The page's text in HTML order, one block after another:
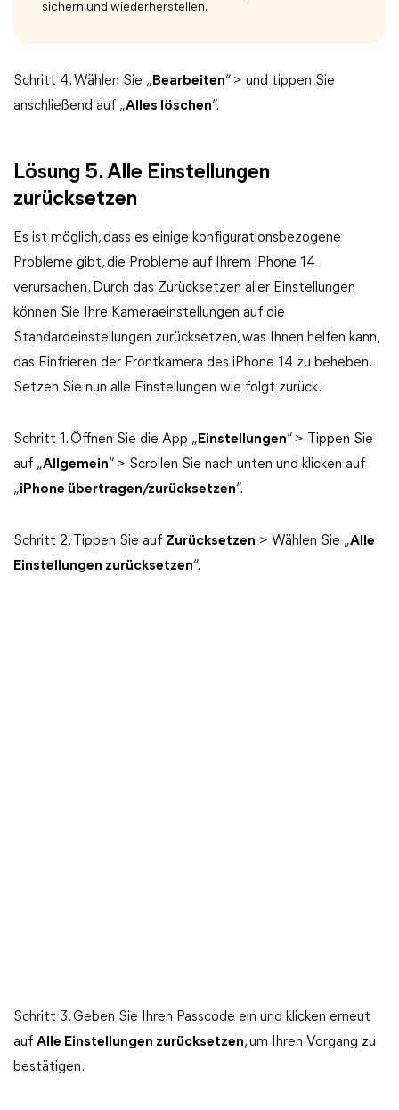
sichern und wiederherstellen.
Schritt 4. Wählen Sie „ Bearbeiten“ > und tippen Sie
anschließend auf „Alles löschen“.
Lösung 5. Alle Einstellungen
zurücksetzen
Es ist möglich, dass es einige konfigurationsbezogene
Probleme gibt, die Probleme auf Ihrem iPhone 14
verursachen. Durch das Zurücksetzen aller Einstellungen
können Sie Ihre Kameraeinstellungen auf die
Standardeinstellungen zurücksetzen, was Ihnen helfen kann,
das Einfrieren der Frontkamera des iPhone 14 zu beheben.
Setzen Sie nun alle Einstellungen wie folgt zurück.
Schritt 1. Öffnen Sie die App „ Einstellungen“ > Tippen Sie
auf „Allgemein“ > Scrollen Sie nach unten und klicken auf
„iPhone übertragen/zurücksetzen“.
Schritt 2. Tippen Sie auf Zurücksetzen > Wählen Sie „Alle
Einstellungen zurücksetzen“.
Schritt 3. Geben Sie Ihren Passcode ein und klicken erneut
auf Alle Einstellungen zurücksetzen, um Ihren Vorgang zu
bestätigen.